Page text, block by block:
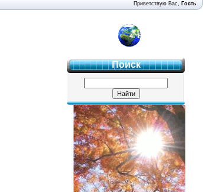
Приветствую Вас, Гость
4 "Б"
Поиск